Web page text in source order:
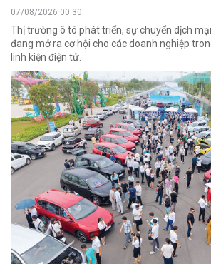
07/08/2026 00:30
Thị trường ô tô phát triển, sự chuyển dịch
đang mở ra cơ hội cho các doanh nghiệp
linh kiện điện tử.